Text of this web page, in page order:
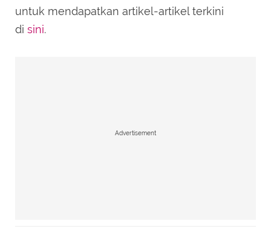
untuk mendapatkan artikel-artikel terkini
di sini.
Advertisement